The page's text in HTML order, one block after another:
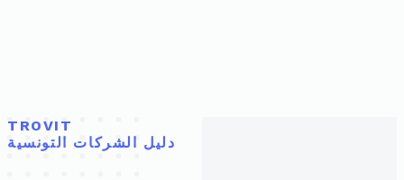
TROVIT
دليل الشركات التونسية